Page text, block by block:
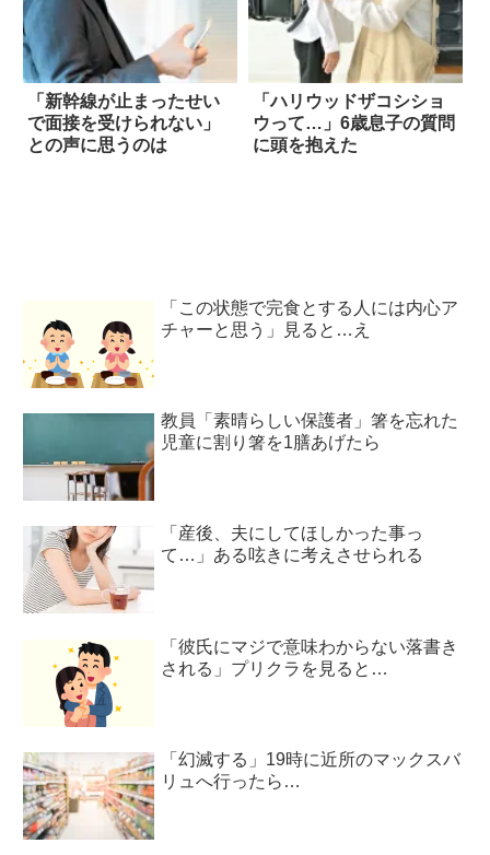
「新幹線が止まったせい
で面接を受けられない」
との声に思うのは
「ハリウッドザコシショ
ウって…」6歳息子の質問
に頭を抱えた
「この状態で完食とする人には内心ア
チャーと思う」見ると…え
教員「素晴らしい保護者」箸を忘れた
児童に割り箸を1膳あげたら
「産後、夫にしてほしかった事っ
て…」ある呟きに考えさせられる
「彼氏にマジで意味わからない落書き
される」プリクラを見ると…
「幻滅する」19時に近所のマックスバ
リュへ行ったら…